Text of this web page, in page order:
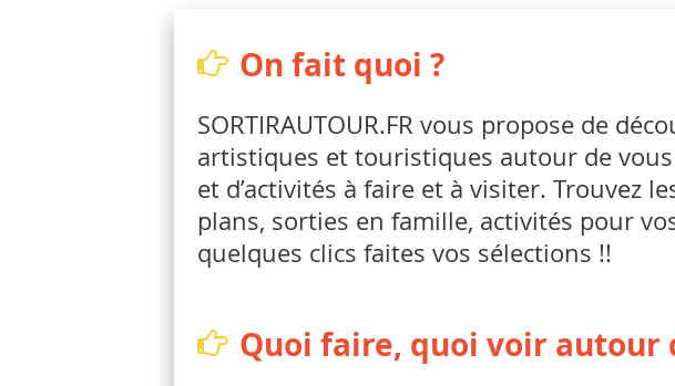
On fait quoi ?
SORTIRAUTOUR.FR vous propose de
artistiques et touristiques autour de
et d’activités à faire et à visiter. Trouvez
plans, sorties en famille, activités pour
quelques clics faites vos sélections !!
Quoi faire, quoi voir autour